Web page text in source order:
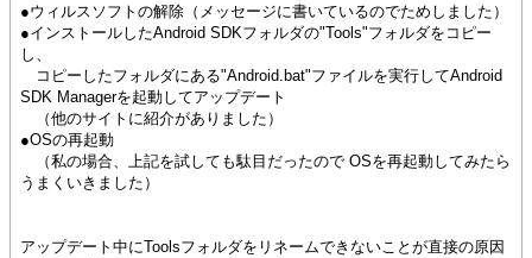
●ウィルスソフトの解除（メッセージに書いているのでためしました）
●インストールしたAndroid SDKフォルダの"Tools"フォルダをコピー
し、
コピーしたフォルダにある"Android.bat"ファイルを実行してAndroid
SDK Managerを起動してアップデート
（他のサイトに紹介がありました）
●OSの再起動
（私の場合、上記を試しても駄目だったので OSを再起動してみたら
うまくいきました）
アップデート中にToolsフォルダをリネームできないことが直接の原因